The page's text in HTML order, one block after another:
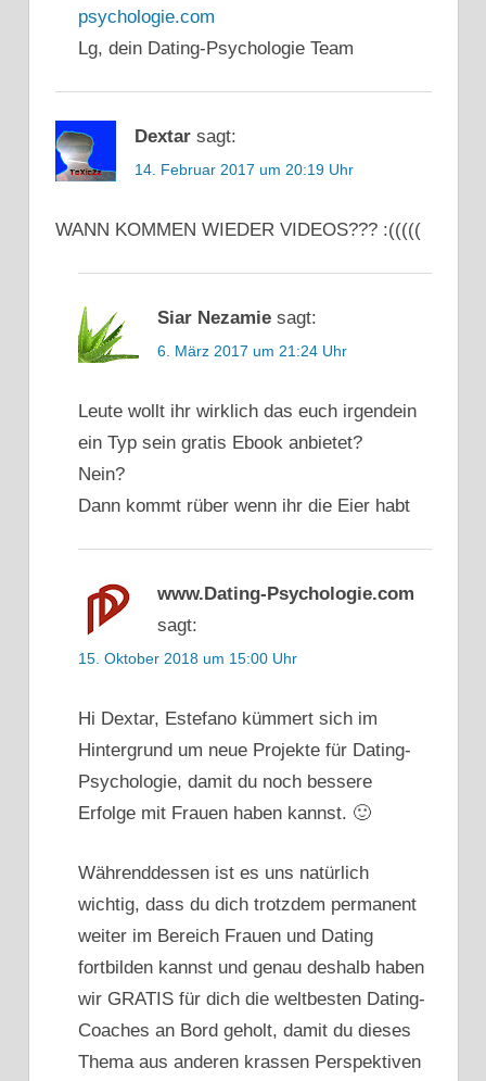
psychologie.com
Lg, dein Dating-Psychologie Team
Dextar sagt:
14. Februar 2017 um 20:19 Uhr
WANN KOMMEN WIEDER VIDEOS??? :(((((
Siar Nezamie sagt:
6. März 2017 um 21:24 Uhr
Leute wollt ihr wirklich das euch irgendein
ein Typ sein gratis Ebook anbietet?
Nein?
Dann kommt rüber wenn ihr die Eier habt
www.Dating-Psychologie.com
sagt:
15. Oktober 2018 um 15:00 Uhr
Hi Dextar, Estefano kümmert sich im
Hintergrund um neue Projekte für Dating-
Psychologie, damit du noch bessere
Erfolge mit Frauen haben kannst. 🙂
Währenddessen ist es uns natürlich
wichtig, dass du dich trotzdem permanent
weiter im Bereich Frauen und Dating
fortbilden kannst und genau deshalb haben
wir GRATIS für dich die weltbesten Dating-
Coaches an Bord geholt, damit du dieses
Thema aus anderen krassen Perspektiven